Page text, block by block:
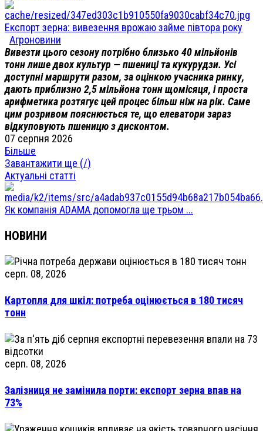
Експорт зерна: вивезення врожаю займе півтора року
Агроновини
Вивезти цього сезону потрібно близько 40 мільйонів
тонн лише двох культур — пшениці та кукурудзи. Усі
доступні маршрути разом, за оцінкою учасника ринку,
дають приблизно 2,5 мільйона тонн щомісяця, і проста
арифметика розтягує цей процес більш ніж на рік. Саме
цим розривом пояснюється те, що елеватори зараз
відкуповують пшеницю з дисконтом.
07 серпня 2026
Більше
Завантажити ще (/)
Актуальні статті
Як компанія ADAMA допомогла ще трьом ...
НОВИНИ
серп. 08, 2026
Картопля для шкіл: потреба оцінюється в 180 тисяч
тонн
серп. 08, 2026
Залізниця не замінила порти: експорт зерна впав на
73%